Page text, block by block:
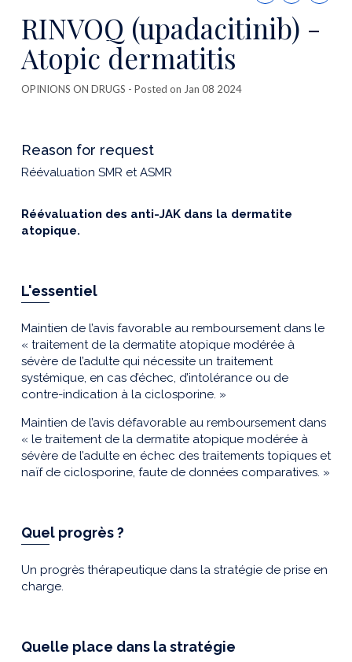
this
publication
RINVOQ (upadacitinib) -
Atopic dermatitis
OPINIONS ON DRUGS - Posted on Jan 08 2024
Reason for request
Réévaluation SMR et ASMR
Réévaluation des anti-JAK dans la dermatite
atopique.
L'essentiel
Maintien de l’avis favorable au remboursement dans le
« traitement de la dermatite atopique modérée à
sévère de l’adulte qui nécessite un traitement
systémique, en cas d’échec, d’intolérance ou de
contre-indication à la ciclosporine. »
Maintien de l’avis défavorable au remboursement dans
« le traitement de la dermatite atopique modérée à
sévère de l’adulte en échec des traitements topiques et
naïf de ciclosporine, faute de données comparatives. »
Quel progrès ?
Un progrès thérapeutique dans la stratégie de prise en
charge.
Quelle place dans la stratégie